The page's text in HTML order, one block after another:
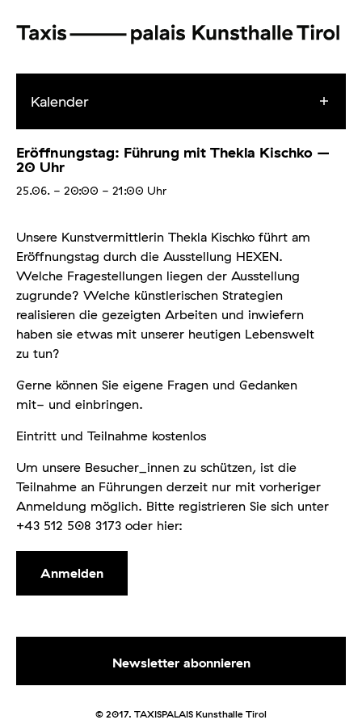
Kalender
Eröffnungstag: Führung mit Thekla Kischko –
20 Uhr
25.06. - 20:00 - 21:00 Uhr
Unsere Kunstvermittlerin Thekla Kischko führt am
Eröffnungstag durch die Ausstellung HEXEN.
Welche Fragestellungen liegen der Ausstellung
zugrunde? Welche künstlerischen Strategien
realisieren die gezeigten Arbeiten und inwiefern
haben sie etwas mit unserer heutigen Lebenswelt
zu tun?
Gerne können Sie eigene Fragen und Gedanken
mit- und einbringen.
Eintritt und Teilnahme kostenlos
Um unsere Besucher_innen zu schützen, ist die
Teilnahme an Führungen derzeit nur mit vorheriger
Anmeldung möglich. Bitte registrieren Sie sich unter
+43 512 508 3173 oder hier:
Anmelden
© 2017. TAXISPALAIS Kunsthalle Tirol